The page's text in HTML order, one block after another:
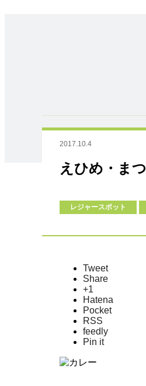
2017.10.4
えひめ・ま
レジャースポット
Tweet
Share
+1
Hatena
Pocket
RSS
feedly
Pin it